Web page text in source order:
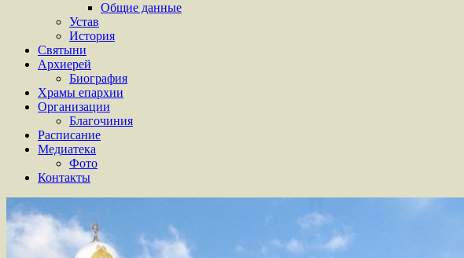
Общие данные
Устав
История
Святыни
Архиерей
Биография
Храмы епархии
Организации
Благочиния
Расписание
Медиатека
Фото
Контакты